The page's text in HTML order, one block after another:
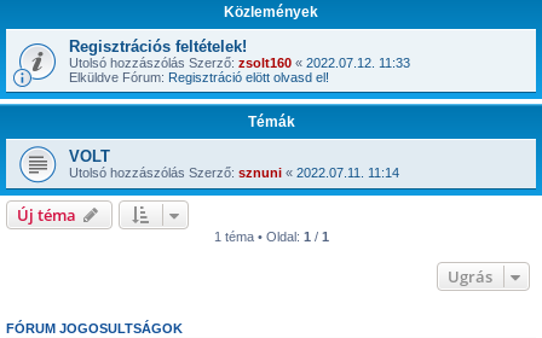
Közlemények
Regisztrációs feltételek!
Utolsó hozzászólás Szerző: zsolt160 « 2022.07.12. 11:33
Elküldve Fórum: Regisztráció elött olvasd el!
Témák
VOLT
Utolsó hozzászólás Szerző: sznuni « 2022.07.11. 11:14
Új téma
1 téma • Oldal: 1 / 1
Ugrás
FÓRUM JOGOSULTSÁGOK